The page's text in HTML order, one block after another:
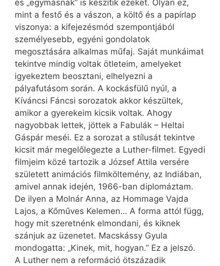
és „egymásnak” is készítik ezeket. Olyan ez,
mint a festő és a vászon, a költő és a papírlap
viszonya: a kifejezésmód szempontjából
személyesebb, egyéni gondolatok
megosztására alkalmas műfaj. Saját munkáimat
tekintve mindig voltak ötleteim, amelyeket
igyekeztem beosztani, elhelyezni a
pályafutásom során. A kockásfülű nyúl, a
Kíváncsi Fáncsi sorozatok akkor készültek,
amikor a gyerekeim kicsik voltak. Ahogy
nagyobbak lettek, jöttek a Fabulák – Heltai
Gáspár meséi. Ez a sorozat a stílusát tekintve
kicsit már megelőlegezte a Luther-filmet. Egyedi
filmjeim közé tartozik a József Attila versére
született animációs filmköltemény, az Indiában,
amivel annak idején, 1966-ban diplomáztam.
De ilyen a Molnár Anna, az Hommage Vajda
Lajos, a Kőműves Kelemen… A forma attól függ,
hogy mit szeretnénk elmondani, és kiknek
szánjuk az üzenetet. Macskássy Gyula
mondogatta: „Kinek, mit, hogyan.” Ez a jelszó.
A Luther nem a reformáció ötszázadik